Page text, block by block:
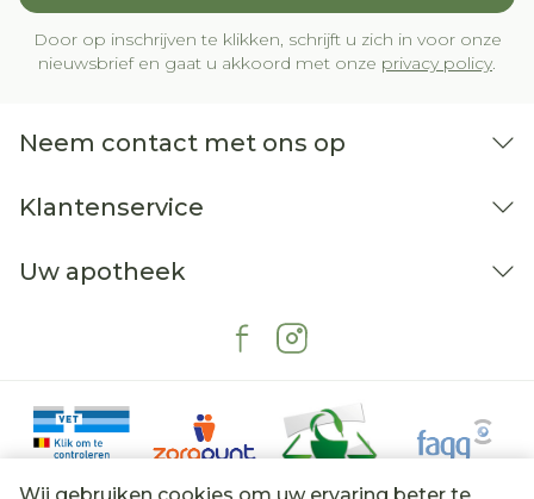
Door op inschrijven te klikken, schrijft u zich in voor onze
nieuwsbrief en gaat u akkoord met onze privacy policy.
Neem contact met ons op
Klantenservice
Uw apotheek